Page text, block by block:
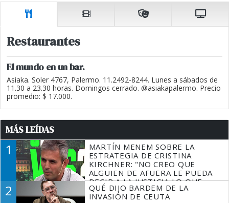
Restaurantes
El mundo en un bar.
Asiaka. Soler 4767, Palermo. 11.2492-8244. Lunes a sábados de
11.30 a 23.30 horas. Domingos cerrado. @asiakapalermo. Precio
promedio: $ 17.000.
MÁS LEÍDAS
1
MARTÍN MENEM SOBRE LA
ESTRATEGIA DE CRISTINA
KIRCHNER: "NO CREO QUE
ALGUIEN DE AFUERA LE PUEDA
DECIR A LA JUSTICIA LO QUE
TIENE QUE HACER"
2
QUÉ DIJO BARDEM DE LA
INVASIÓN DE CEUTA